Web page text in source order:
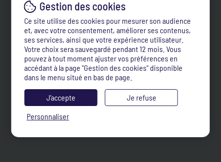
Ce site utilise des cookies pour mesurer son audience
et, avec votre consentement, améliorer ses contenus,
ses services, ainsi que votre expérience utilisateur.
Votre choix sera sauvegardé pendant 12 mois. Vous
pouvez à tout moment ajuster vos préférences en
accédant à la page "Gestion des cookies" disponible
dans le menu situé en bas de page.
J’accepte
Je refuse
Personnaliser